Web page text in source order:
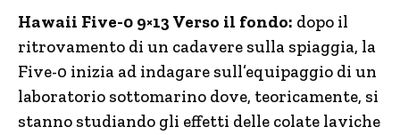
Hawaii Five-0 9×13 Verso il fondo: dopo il
ritrovamento di un cadavere sulla spiaggia, la
Five-0 inizia ad indagare sull’equipaggio di un
laboratorio sottomarino dove, teoricamente, si
stanno studiando gli effetti delle colate laviche